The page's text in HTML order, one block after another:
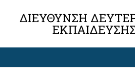
ΔΙΕΎΘΥΝΣΗ